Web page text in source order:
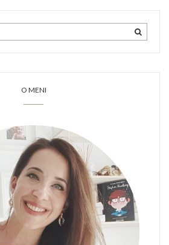
O MENI